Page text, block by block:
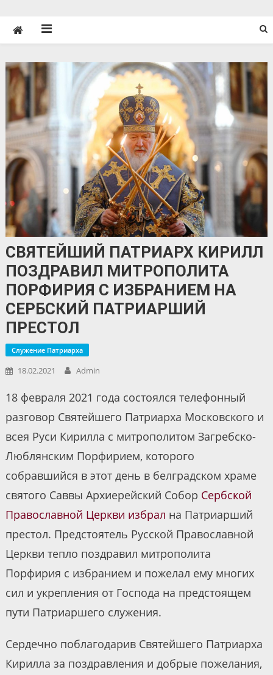
СВЯТЕЙШИЙ ПАТРИАРХ КИРИЛЛ
ПОЗДРАВИЛ МИТРОПОЛИТА
ПОРФИРИЯ С ИЗБРАНИЕМ НА
СЕРБСКИЙ ПАТРИАРШИЙ
ПРЕСТОЛ
Служение Патриарха
18.02.2021 Admin
18 февраля 2021 года состоялся телефонный
разговор Святейшего Патриарха Московского и
всея Руси Кирилла с митрополитом Загребско-
Люблянским Порфирием, которого
собравшийся в этот день в белградском храме
святого Саввы Архиерейский Собор Сербской
Православной Церкви избрал на Патриарший
престол. Предстоятель Русской Православной
Церкви тепло поздравил митрополита
Порфирия с избранием и пожелал ему многих
сил и укрепления от Господа на предстоящем
пути Патриаршего служения.
Сердечно поблагодарив Святейшего Патриарха
Кирилла за поздравления и добрые пожелания,